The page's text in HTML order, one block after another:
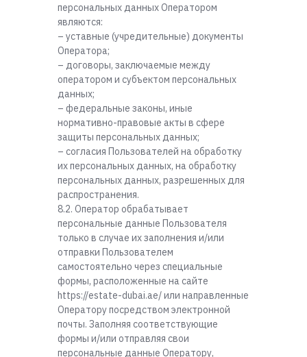
персональных данных Оператором
являются:
– уставные (учредительные) документы
Оператора;
– договоры, заключаемые между
оператором и субъектом персональных
данных;
– федеральные законы, иные
нормативно-правовые акты в сфере
защиты персональных данных;
– согласия Пользователей на обработку
их персональных данных, на обработку
персональных данных, разрешенных для
распространения.
8.2. Оператор обрабатывает
персональные данные Пользователя
только в случае их заполнения и/или
отправки Пользователем
самостоятельно через специальные
формы, расположенные на сайте
https://estate-dubai.ae/ или направленные
Оператору посредством электронной
почты. Заполняя соответствующие
формы и/или отправляя свои
персональные данные Оператору,